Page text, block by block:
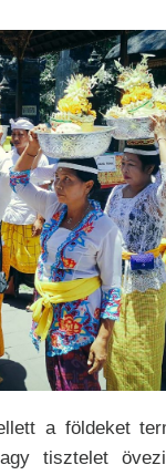
a földeket
tisztelet